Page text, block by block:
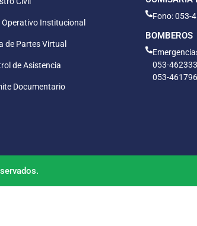
Operativo Institucional
de Partes Virtual
de Asistencia
Documentario
Fono: 053-
BOMBEROS
053-462333
053-461796